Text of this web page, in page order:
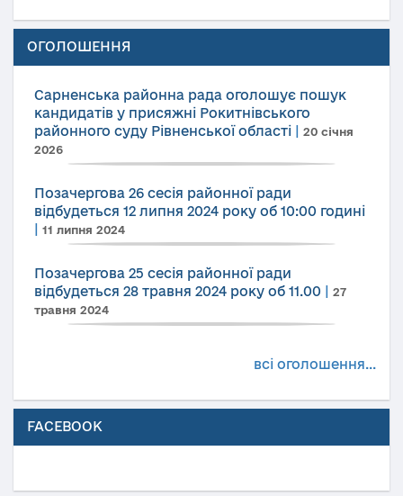
ОГОЛОШЕННЯ
Сарненська районна рада оголошує пошук
кандидатів у присяжні Рокитнівського
районного суду Рівненської області
20 січня
2026
Позачергова 26 сесія районної ради
відбудеться 12 липня 2024 року об 10:00 годині
11 липня 2024
Позачергова 25 сесія районної ради
відбудеться 28 травня 2024 року об 11.00
27
травня 2024
всі оголошення...
FACEBOOK